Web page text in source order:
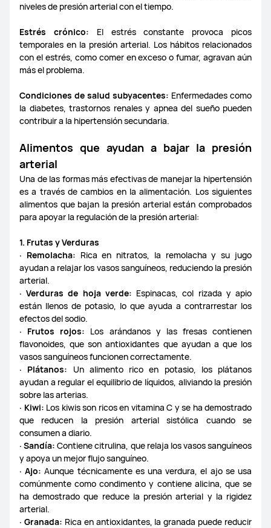
FreeBuds Pro 3 FreeBuds 5 FreeBuds 5i
Dudas varias MatePad 11
Matepad 11.5 MatePad 10.4 - 2022 Edition
MatePad 10.4 - 2021 Edition
MatePad 10.4 - 2020 Edition MediaPad T5
MatePad T 10s MediaPad M6 MatePad 11.5&quot; S
HUAWEI Vision Series
HUAWEI MateView GT HUAWEI Display 23.8”
Routers Cepillos de dientes Básculas
General Power Banks Carcasas y fundas
Gentle Monster Eyewear II Huawei SuperCharge
Ring Light Case
niveles de presión arterial con el tiempo.
Estrés crónico: El estrés constante provoca picos
temporales en la presión arterial. Los hábitos relacionados
con el estrés, como comer en exceso o fumar, agravan aún
más el problema.
Condiciones de salud subyacentes: Enfermedades como
la diabetes, trastornos renales y apnea del sueño pueden
contribuir a la hipertensión secundaria.
Alimentos que ayudan a bajar la presión
arterial
Una de las formas más efectivas de manejar la hipertensión
es a través de cambios en la alimentación. Los siguientes
alimentos que bajan la presión arterial están comprobados
para apoyar la regulación de la presión arterial:
1. Frutas y Verduras
· Remolacha: Rica en nitratos, la remolacha y su jugo
ayudan a relajar los vasos sanguíneos, reduciendo la presión
arterial.
· Verduras de hoja verde: Espinacas, col rizada y apio
están llenos de potasio, lo que ayuda a contrarrestar los
efectos del sodio.
· Frutos rojos: Los arándanos y las fresas contienen
flavonoides, que son antioxidantes que ayudan a que los
vasos sanguíneos funcionen correctamente.
· Plátanos: Un alimento rico en potasio, los plátanos
ayudan a regular el equilibrio de líquidos, aliviando la presión
sobre las arterias.
· Kiwi: Los kiwis son ricos en vitamina C y se ha demostrado
que reducen la presión arterial sistólica cuando se
consumen a diario.
· Sandía: Contiene citrulina, que relaja los vasos sanguíneos
y apoya un mejor flujo sanguíneo.
· Ajo: Aunque técnicamente es una verdura, el ajo se usa
comúnmente como condimento y contiene alicina, que se
ha demostrado que reduce la presión arterial y la rigidez
arterial.
· Granada: Rica en antioxidantes, la granada puede reducir